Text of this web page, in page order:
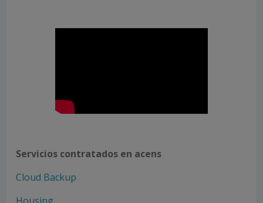
Servicios contratados en acens
Cloud Backup